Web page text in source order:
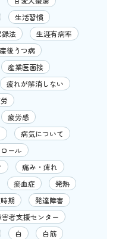
生活習慣
録法
生涯有病率
産後うつ病
産業医面接
疲れが解消しない
疲労感
病気について
ール
痛み・痺れ
瘀血症
発熱
期
発達障害
者支援センター
白
白筋